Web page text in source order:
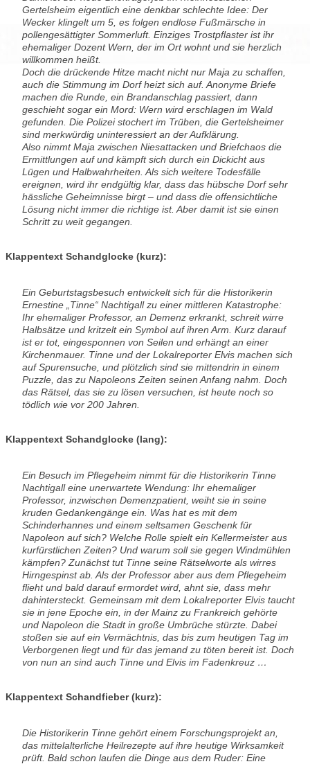
Gertelsheim eigentlich eine denkbar schlechte Idee: Der
Wecker klingelt um 5, es folgen endlose Fußmärsche in
pollengesättigter Sommerluft. Einziges Trostpflaster ist ihr
ehemaliger Dozent Wern, der im Ort wohnt und sie herzlich
willkommen heißt.
Doch die drückende Hitze macht nicht nur Maja zu schaffen,
auch die Stimmung im Dorf heizt sich auf. Anonyme Briefe
machen die Runde, ein Brandanschlag passiert, dann
geschieht sogar ein Mord: Wern wird erschlagen im Wald
gefunden. Die Polizei stochert im Trüben, die Gertelsheimer
sind merkwürdig uninteressiert an der Aufklärung.
Also nimmt Maja zwischen Niesattacken und Briefchaos die
Ermittlungen auf und kämpft sich durch ein Dickicht aus
Lügen und Halbwahrheiten. Als sich weitere Todesfälle
ereignen, wird ihr endgültig klar, dass das hübsche Dorf sehr
hässliche Geheimnisse birgt – und dass die offensichtliche
Lösung nicht immer die richtige ist. Aber damit ist sie einen
Schritt zu weit gegangen.
Klappentext Schandglocke (kurz):
Ein Geburtstagsbesuch entwickelt sich für die Historikerin
Ernestine „Tinne“ Nachtigall zu einer mittleren Katastrophe:
Ihr ehemaliger Professor, an Demenz erkrankt, schreit wirre
Halbsätze und kritzelt ein Symbol auf ihren Arm. Kurz darauf
ist er tot, eingesponnen von Seilen und erhängt an einer
Kirchenmauer. Tinne und der Lokalreporter Elvis machen sich
auf Spurensuche, und plötzlich sind sie mittendrin in einem
Puzzle, das zu Napoleons Zeiten seinen Anfang nahm. Doch
das Rätsel, das sie zu lösen versuchen, ist heute noch so
tödlich wie vor 200 Jahren.
Klappentext Schandglocke (lang):
Ein Besuch im Pflegeheim nimmt für die Historikerin Tinne
Nachtigall eine unerwartete Wendung: Ihr ehemaliger
Professor, inzwischen Demenzpatient, weiht sie in seine
kruden Gedankengänge ein. Was hat es mit dem
Schinderhannes und einem seltsamen Geschenk für
Napoleon auf sich? Welche Rolle spielt ein Kellermeister aus
kurfürstlichen Zeiten? Und warum soll sie gegen Windmühlen
kämpfen? Zunächst tut Tinne seine Rätselworte als wirres
Hirngespinst ab. Als der Professor aber aus dem Pflegeheim
flieht und bald darauf ermordet wird, ahnt sie, dass mehr
dahintersteckt. Gemeinsam mit dem Lokalreporter Elvis taucht
sie in jene Epoche ein, in der Mainz zu Frankreich gehörte
und Napoleon die Stadt in große Umbrüche stürzte. Dabei
stoßen sie auf ein Vermächtnis, das bis zum heutigen Tag im
Verborgenen liegt und für das jemand zu töten bereit ist. Doch
von nun an sind auch Tinne und Elvis im Fadenkreuz …
Klappentext Schandfieber (kurz):
Die Historikerin Tinne gehört einem Forschungsprojekt an,
das mittelalterliche Heilrezepte auf ihre heutige Wirksamkeit
prüft. Bald schon laufen die Dinge aus dem Ruder: Eine